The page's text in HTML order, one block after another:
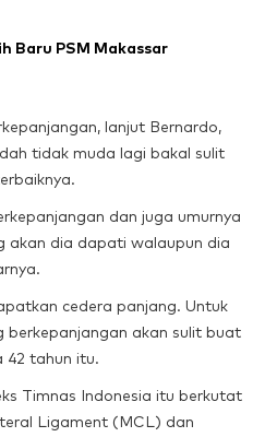
Baru PSM Makassar
lanjut Bernardo,
tidak muda lagi bakal sulit
dan juga umurnya
akan dia dapati walaupun dia
cedera panjang. Untuk
berkepanjangan akan sulit buat
42 tahun itu.
Timnas Indonesia itu berkutat
Ligament (MCL) dan